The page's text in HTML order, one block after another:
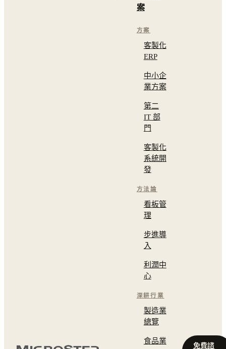
案
方案
客製化
ERP
中小企
業方案
第二
IT 部
門
客製化
系統開
發
方法論
看板管
理
步進導
入
利潤中
心
深耕行業
製造業
總覽
食品業
免費諮